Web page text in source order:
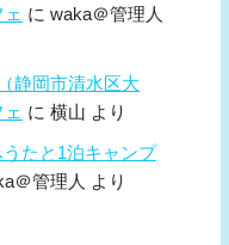
に waka＠管理人
静岡市清水区大
に 横山 より
たと1泊キャンプ
＠管理人 より